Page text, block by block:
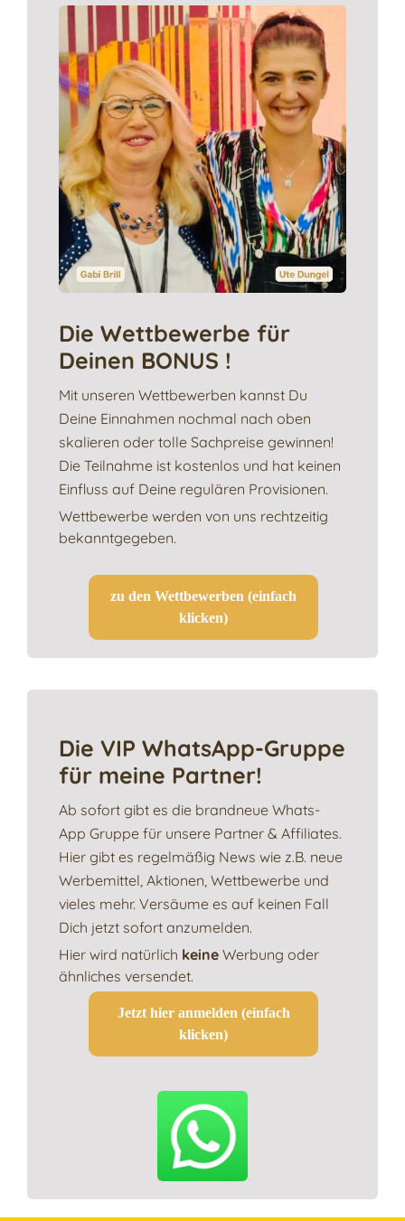
Die Wettbewerbe für
Deinen BONUS !
Mit unseren Wettbewerben kannst Du
Deine Einnahmen nochmal nach oben
skalieren oder tolle Sachpreise gewinnen!
Die Teilnahme ist kostenlos und hat keinen
Einfluss auf Deine regulären Provisionen.
Wettbewerbe werden von uns rechtzeitig
bekanntgegeben.
zu den Wettbewerben (einfach
klicken)
Die VIP WhatsApp-Gruppe
für meine Partner!
Ab sofort gibt es die brandneue Whats-
App Gruppe für unsere Partner & Affiliates.
Hier gibt es regelmäßig News wie z.B. neue
Werbemittel, Aktionen, Wettbewerbe und
vieles mehr. Versäume es auf keinen Fall
Dich jetzt sofort anzumelden.
Hier wird natürlich keine Werbung oder
ähnliches versendet.
Jetzt hier anmelden (einfach
klicken)